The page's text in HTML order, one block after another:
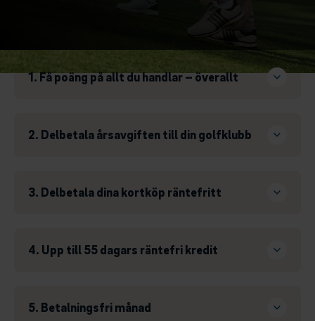
1. Få poäng på allt du handlar – överallt
2. Delbetala årsavgiften till din golfklubb
3. Delbetala dina kortköp räntefritt
4. Upp till 55 dagars räntefri kredit
5. Betalningsfri månad